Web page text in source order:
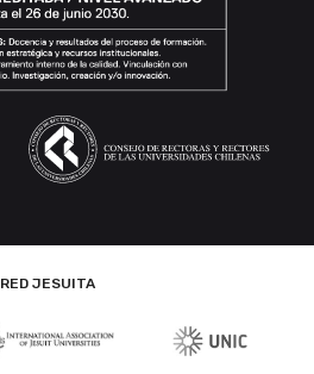
RED JESUITA